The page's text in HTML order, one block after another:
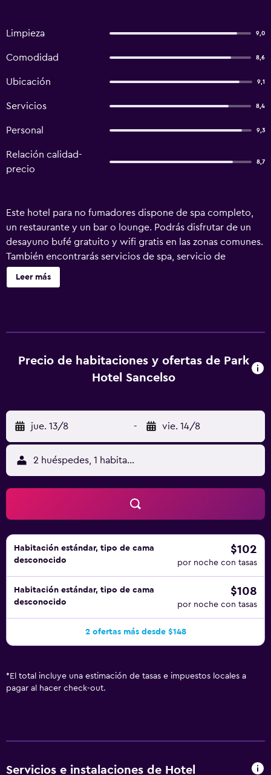
Limpieza 9,0
Comodidad 8,6
Ubicación 9,1
Servicios 8,4
Personal 9,3
Relación calidad-
precio
8,7
Este hotel para no fumadores dispone de spa completo,
un restaurante y un bar o lounge. Podrás disfrutar de un
desayuno bufé gratuito y wifi gratis en las zonas comunes.
También encontrarás servicios de spa, servicio de
recepción 24 horas y un salón de eventos. Se ofrece
servicio de cambio de toallas a petición. Park Hotel
velocidad de 25 Mbps o más. Es posible solicitar cambio
de toallas y cambio de sábanas. Se ofrece servicio de
abajo en las instalaciones o cerca del alojamiento (es
posible que se aplique un recargo).
Leer más
Precio de habitaciones y ofertas de Park
Hotel Sancelso
jue. 13/8 - vie. 14/8
2 huéspedes, 1 habitación
Habitación estándar, tipo de cama
desconocido
$102
por noche con tasas
Habitación estándar, tipo de cama
desconocido
$108
por noche con tasas
2 ofertas más desde $148
* El total incluye una estimación de tasas e impuestos locales a
pagar al hacer check-out.
Servicios e instalaciones de Hotel